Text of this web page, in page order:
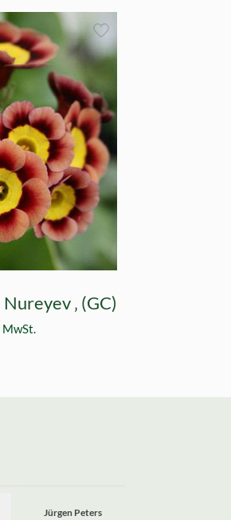
‚ (GC)
MwSt.
Jürgen Peters